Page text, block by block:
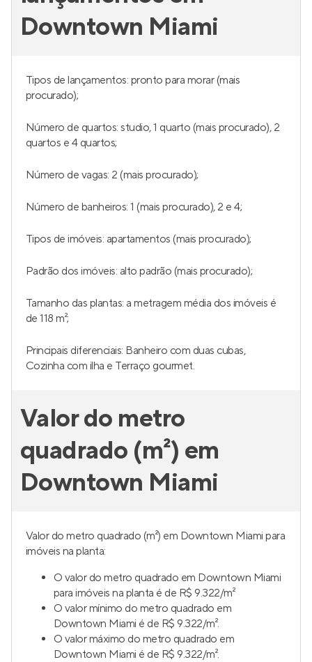
Downtown Miami
Tipos de lançamentos: pronto para morar (mais
procurado);
Número de quartos: studio, 1 quarto (mais procurado), 2
quartos e 4 quartos;
Número de vagas: 2 (mais procurado);
Número de banheiros: 1 (mais procurado), 2 e 4;
Tipos de imóveis: apartamentos (mais procurado);
Padrão dos imóveis: alto padrão (mais procurado);
Tamanho das plantas: a metragem média dos imóveis é
de 118 m²;
Principais diferenciais: Banheiro com duas cubas,
Cozinha com ilha e Terraço gourmet.
Valor do metro
quadrado (m²) em
Downtown Miami
Valor do metro quadrado (m²) em Downtown Miami para
imóveis na planta:
O valor do metro quadrado em Downtown Miami
para imóveis na planta é de R$ 9.322/m²
O valor mínimo do metro quadrado em
Downtown Miami é de R$ 9.322/m².
O valor máximo do metro quadrado em
Downtown Miami é de R$ 9.322/m².